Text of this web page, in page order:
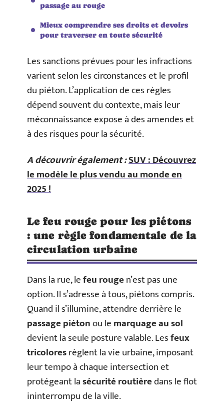
passage au rouge
Mieux comprendre ses droits et devoirs
pour traverser en toute sécurité
Les sanctions prévues pour les infractions
varient selon les circonstances et le profil
du piéton. L’application de ces règles
dépend souvent du contexte, mais leur
méconnaissance expose à des amendes et
à des risques pour la sécurité.
A découvrir également :SUV : Découvrez
le modèle le plus vendu au monde en
2025 !
Le feu rouge pour les piétons
: une règle fondamentale de la
circulation urbaine
Dans la rue, lefeu rougen’est pas une
option. Il s’adresse à tous, piétons compris.
Quand il s’illumine, attendre derrière le
passage piétonou lemarquage au sol
devient la seule posture valable. Lesfeux
tricoloresrèglent la vie urbaine, imposant
leur tempo à chaque intersection et
protégeant lasécurité routièredans le flot
ininterrompu de la ville.